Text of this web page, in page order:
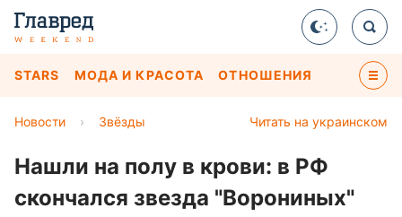
STARS МОДА И КРАСОТА ОТНОШЕНИЯ
Читать на украинском
Новости › Звёзды
Нашли на полу в крови: в РФ
скончался звезда "Ворониных"